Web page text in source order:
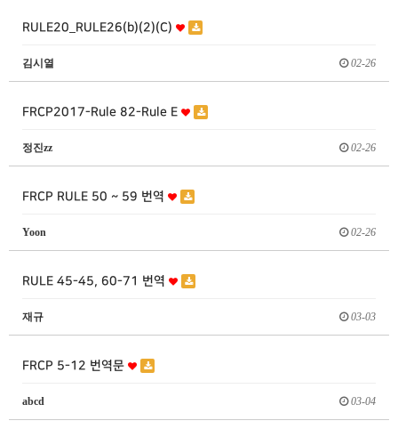
RULE20_RULE26(b)(2)(C)
김시열 02-26
FRCP2017-Rule 82-Rule E
정진zz 02-26
FRCP RULE 50 ~ 59 번역
Yoon 02-26
RULE 45-45, 60-71 번역
재규 03-03
FRCP 5-12 번역문
abcd 03-04